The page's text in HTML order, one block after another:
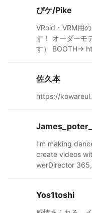
ぴケ/Pike
VRoid・VRM用
す！ オーダーモ
す） BOOTH→
witter.com/
gram.com/
佐久本
https://
I'm making
create videos
werDirector
ho have
ns, cameras,
M モデルのダン
Yos1toshi